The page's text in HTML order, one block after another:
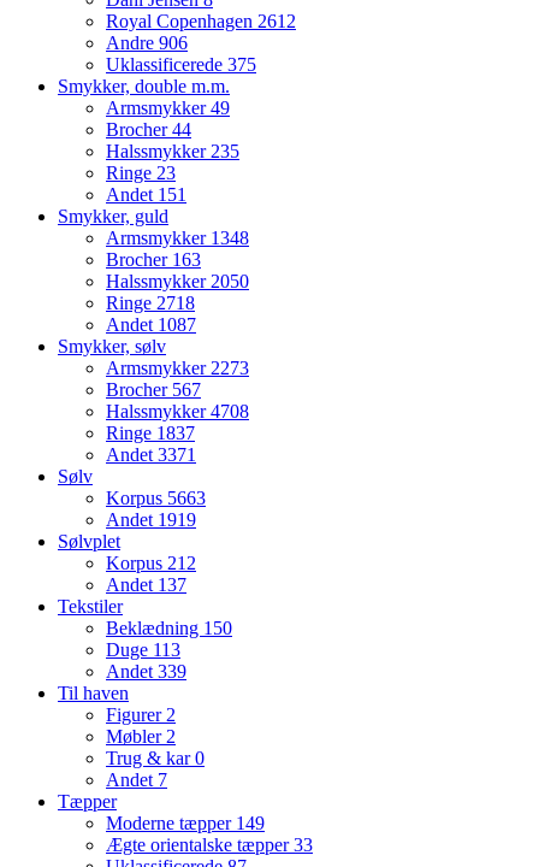
Royal Copenhagen 2612
Andre 906
Uklassificerede 375
Smykker, double m.m.
Armsmykker49
Brocher44
Halssmykker 235
Ringe 23
Andet 151
Smykker, guld
Armsmykker 1348
Brocher 163
Halssmykker 2050
Ringe 2718
Andet 1087
Smykker, sølv
Armsmykker 2273
Brocher 567
Halssmykker4708
Ringe 1837
Andet 3371
Sølv
Korpus 5663
Andet 1919
Sølvplet
Korpus 212
Andet 137
Tekstiler
Beklædning 150
Duge 113
Andet 339
Til haven
Figurer 2
Møbler 2
Trug & kar0
Andet 7
Tæpper
Moderne tæpper 149
Ægte orientalske tæpper33